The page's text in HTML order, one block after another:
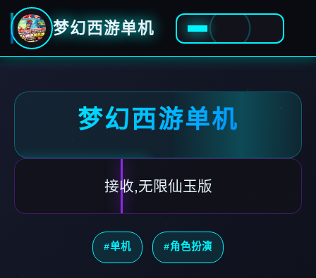
梦幻西游单机
梦幻西游单机
接收,无限仙玉版
#单机 #角色扮演